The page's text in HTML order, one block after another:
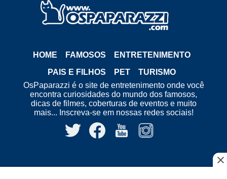
HOME FAMOSOS
ENTRETENIMENTO
PAIS E FILHOS
PET
TURISMO
OsPaparazzi é o site de entretenimento onde você
encontra curiosidades do mundo dos famosos,
dicas de filmes, coberturas de eventos e muito
mais... Inscreva-se em nossas redes sociais!